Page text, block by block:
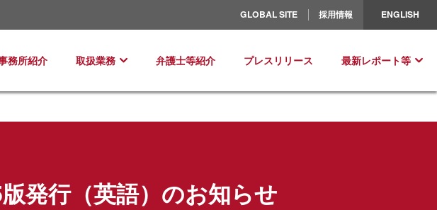
GLOBAL SITE 採用情報 ENGLISH
務所紹介 取扱業務
ヨーロッパ
弁護士等紹介 プレスリリース 最新レポート等
発行（英語）のお知らせ